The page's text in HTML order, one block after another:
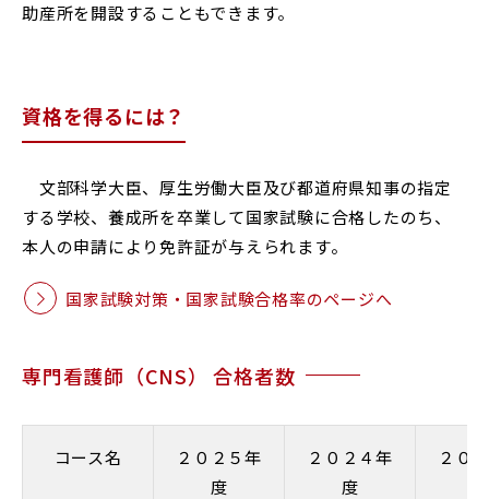
助産所を開設することもできます。
資格を得るには？
文部科学大臣、厚生労働大臣及び都道府県知事の指定
する学校、養成所を卒業して国家試験に合格したのち、
本人の申請により免許証が与えられます。
国家試験対策・国家試験合格率のページへ
専門看護師（CNS） 合格者数
コース名
２０２５年
度
２０２４年
度
２０